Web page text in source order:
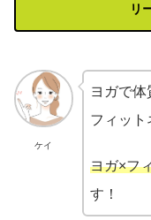
リ
ケイ
ヨガで体
フィット
ヨガ×フ
す！